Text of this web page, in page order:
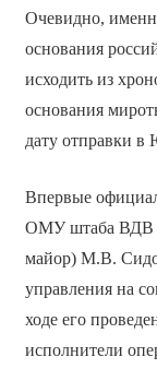
Очевидно,
основания
исходить из
основания
дату отправки в
Впервые
ОМУ штаба ВДВ
майор) М.В.
управления на
ходе его
исполнители